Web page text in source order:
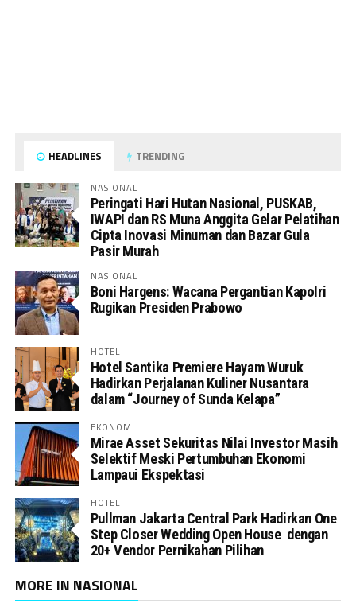
HEADLINES TRENDING
NASIONAL
Peringati Hari Hutan Nasional, PUSKAB,
IWAPI dan RS Muna Anggita Gelar Pelatihan
Cipta Inovasi Minuman dan Bazar Gula
Pasir Murah
NASIONAL
Boni Hargens: Wacana Pergantian Kapolri
Rugikan Presiden Prabowo
HOTEL
Hotel Santika Premiere Hayam Wuruk
Hadirkan Perjalanan Kuliner Nusantara
dalam “Journey of Sunda Kelapa”
EKONOMI
Mirae Asset Sekuritas Nilai Investor Masih
Selektif Meski Pertumbuhan Ekonomi
Lampaui Ekspektasi
HOTEL
Pullman Jakarta Central Park Hadirkan One
Step Closer Wedding Open House dengan
20+ Vendor Pernikahan Pilihan
MORE IN NASIONAL